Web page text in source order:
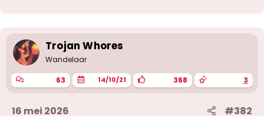
n
g
n
:
Trojan Whores
Wandelaar
63 14/10/21 368 3
16 mei 2026 #382